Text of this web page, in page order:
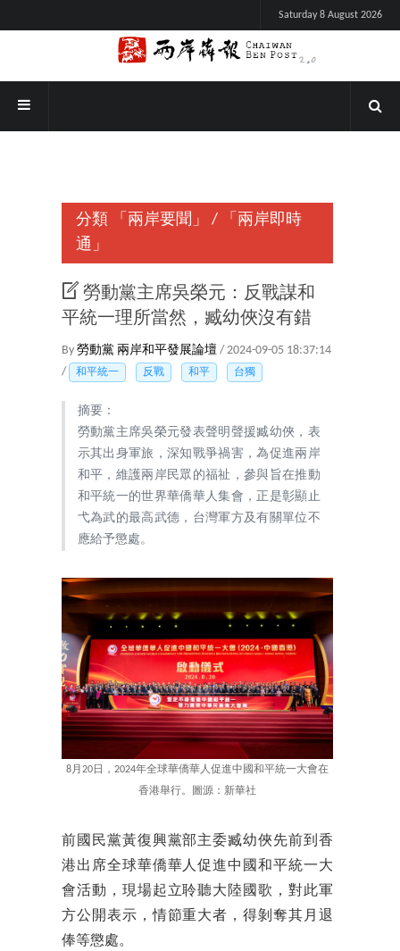
Saturday 8 August 2026
分類 「兩岸要聞」 /
「兩岸即時
通」
勞動黨主席吳榮元：反戰謀和
平統一理所當然，臧幼俠沒有錯
By 勞動黨 兩岸和平發展論壇 / 2024-09-05 18:37:14
/
和平統一 反戰 和平 台獨
摘要：
勞動黨主席吳榮元發表聲明聲援臧幼俠，表
示其出身軍旅，深知戰爭禍害，為促進兩岸
和平，維護兩岸民眾的福祉，參與旨在推動
和平統一的世界華僑華人集會，正是彰顯止
弋為武的最高武德，台灣軍方及有關單位不
應給予懲處。
8月20日，2024年全球華僑華人促進中國和平統一大會在
香港舉行。圖源：新華社
前國民黨黃復興黨部主委臧幼俠先前到香
港出席全球華僑華人促進中國和平統一大
會活動，現場起立聆聽大陸國歌，對此軍
方公開表示，情節重大者，得剝奪其月退
俸等懲處。